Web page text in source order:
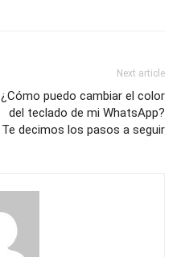
Next article
¿Cómo puedo cambiar el color
del teclado de mi WhatsApp?
Te decimos los pasos a seguir